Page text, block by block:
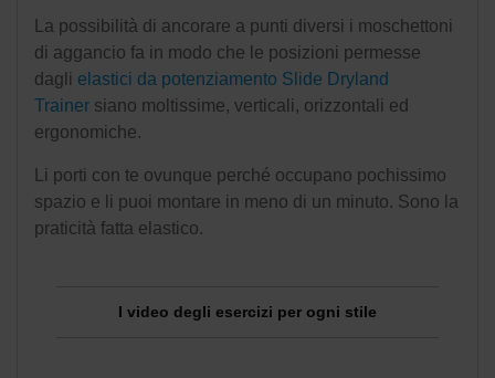
La possibilità di ancorare a punti diversi i moschettoni
di aggancio fa in modo che le posizioni permesse
dagli elastici da potenziamento Slide Dryland
Trainer siano moltissime, verticali, orizzontali ed
ergonomiche.
Li porti con te ovunque perché occupano pochissimo
spazio e li puoi montare in meno di un minuto. Sono la
praticità fatta elastico.
I video degli esercizi per ogni stile